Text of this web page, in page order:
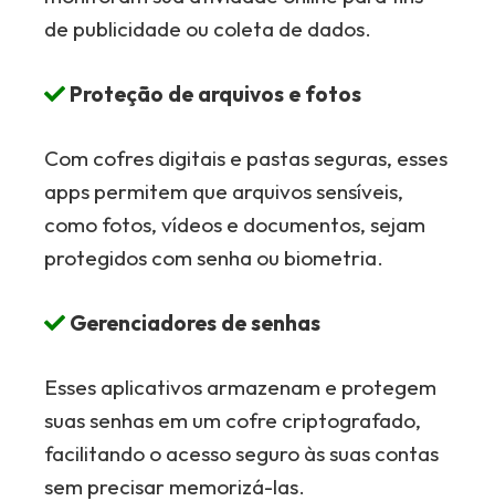
de publicidade ou coleta de dados.
Proteção de arquivos e fotos
Com cofres digitais e pastas seguras, esses
apps permitem que arquivos sensíveis,
como fotos, vídeos e documentos, sejam
protegidos com senha ou biometria.
Gerenciadores de senhas
Esses aplicativos armazenam e protegem
suas senhas em um cofre criptografado,
facilitando o acesso seguro às suas contas
sem precisar memorizá-las.